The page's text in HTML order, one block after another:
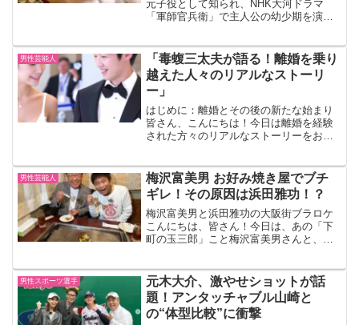
元子役として知られ、NHK大河ドラマ
「軍師官兵衛」で主人公の幼少期を演じ
ど、演技力を発揮し続けていました。
２．衝撃ニュース2020年2...
男性芸能人
「毒蝮三太夫が語る！離婚を乗り
越えた人々のリアルなストーリ
ー」
はじめに：離婚とその後の新たな始まり
皆さん、こんにちは！今日は離婚を経験
された方々のリアルなストーリーをお届
となることもあります。毒蝮三太夫さん
が語る、離婚を乗り越えた...
男性芸能人
梅沢富美男 お好み焼き屋でブチ
ギレ！その原因は浜田雅功！？
梅沢富美男と浜田雅功の大阪街ブラロケ
こんにちは、皆さん！今日は、あの「下
町の玉三郎」こと梅沢富美男さんと、ダ
ます。梅沢さんのプロフィールを交えな
がら、楽しくお伝えします...
男性スポーツ選手
元木大介、激やせショットが話
題！アンタッチャブル山崎と
の“体型比較”に衝撃